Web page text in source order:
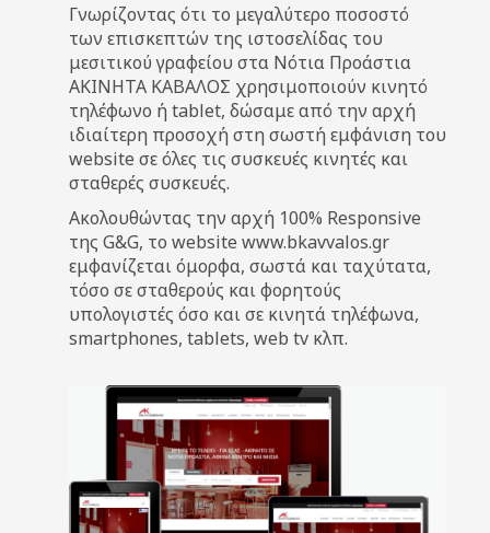
Γνωρίζοντας ότι το μεγαλύτερο ποσοστό
των επισκεπτών της ιστοσελίδας του
μεσιτικού γραφείου στα Νότια Προάστια
ΑΚΙΝΗΤΑ ΚΑΒΑΛΟΣ χρησιμοποιούν κινητό
τηλέφωνο ή tablet, δώσαμε από την αρχή
ιδιαίτερη προσοχή στη σωστή εμφάνιση του
website σε όλες τις συσκευές κινητές και
σταθερές συσκευές.
Ακολουθώντας την αρχή 100% Responsive
της G&G, το website www.bkavvalos.gr
εμφανίζεται όμορφα, σωστά και ταχύτατα,
τόσο σε σταθερούς και φορητούς
υπολογιστές όσο και σε κινητά τηλέφωνα,
smartphones, tablets, web tv κλπ.